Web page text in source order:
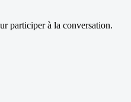
participer à la conversation.